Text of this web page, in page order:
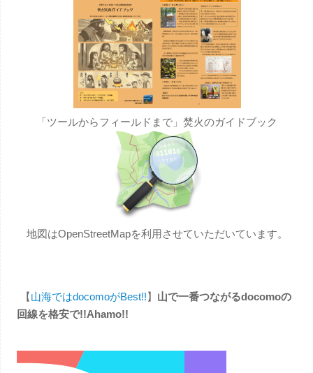
「ツールからフィールドまで」焚火のガイドブック
地図はOpenStreetMapを利用させていただいています。
【山海ではdocomoがBest!!】 山で一番つながるdocomoの
回線を格安で!!Ahamo!!